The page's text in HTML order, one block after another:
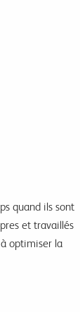
quand ils sont
et travaillés
optimiser la